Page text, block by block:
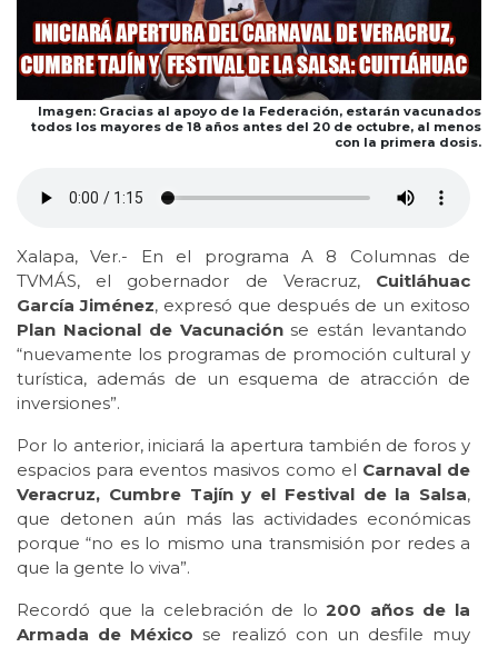
Imagen: Gracias al apoyo de la Federación, estarán vacunados
todos los mayores de 18 años antes del 20 de octubre, al menos
con la primera dosis.
Xalapa, Ver.- En el programa A 8 Columnas de
TVMÁS, el gobernador de Veracruz, Cuitláhuac
García Jiménez, expresó que después de un exitoso
Plan Nacional de Vacunaciónse están levantando
“nuevamente los programas de promoción cultural y
turística, además de un esquema de atracción de
inversiones”.
Por lo anterior, iniciará la apertura también de foros y
espacios para eventos masivos como el Carnaval de
Veracruz, Cumbre Tajín y el Festival de la Salsa,
que detonen aún más las actividades económicas
porque “no es lo mismo una transmisión por redes a
que la gente lo viva”.
Recordó que la celebración de lo 200 años de la
Armada de México se realizó con un desfile muy